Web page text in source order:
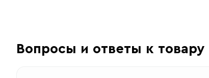
Вопросы и ответы к товару